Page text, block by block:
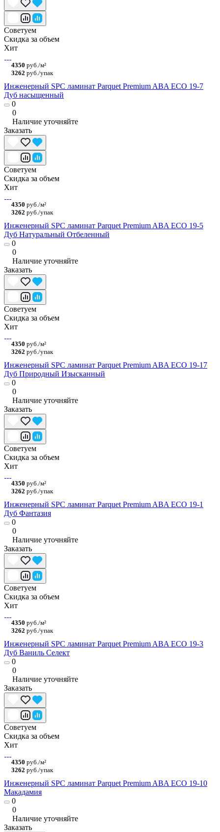
Советуем
Скидка за объем
Хит
4350 руб./м²
3262 руб./упак
Инженерный SPC ламинат Parquet Premium ABA ECO 19-7
Дуб насыщенный
0
0
Наличие уточняйте
Заказать
Советуем
Скидка за объем
Хит
4350 руб./м²
3262 руб./упак
Инженерный SPC ламинат Parquet Premium ABA ECO 19-5
Дуб Натуральный Отбеленный
0
0
Наличие уточняйте
Заказать
Советуем
Скидка за объем
Хит
4350 руб./м²
3262 руб./упак
Инженерный SPC ламинат Parquet Premium ABA ECO 19-17
Дуб Природный Изысканный
0
0
Наличие уточняйте
Заказать
Советуем
Скидка за объем
Хит
4350 руб./м²
3262 руб./упак
Инженерный SPC ламинат Parquet Premium ABA ECO 19-1
Дуб Фантазия
0
0
Наличие уточняйте
Заказать
Советуем
Скидка за объем
Хит
4350 руб./м²
3262 руб./упак
Инженерный SPC ламинат Parquet Premium ABA ECO 19-3
Дуб Ваниль Селект
0
0
Наличие уточняйте
Заказать
Советуем
Скидка за объем
Хит
4350 руб./м²
3262 руб./упак
Инженерный SPC ламинат Parquet Premium ABA ECO 19-10
Макадамия
0
0
Наличие уточняйте
Заказать